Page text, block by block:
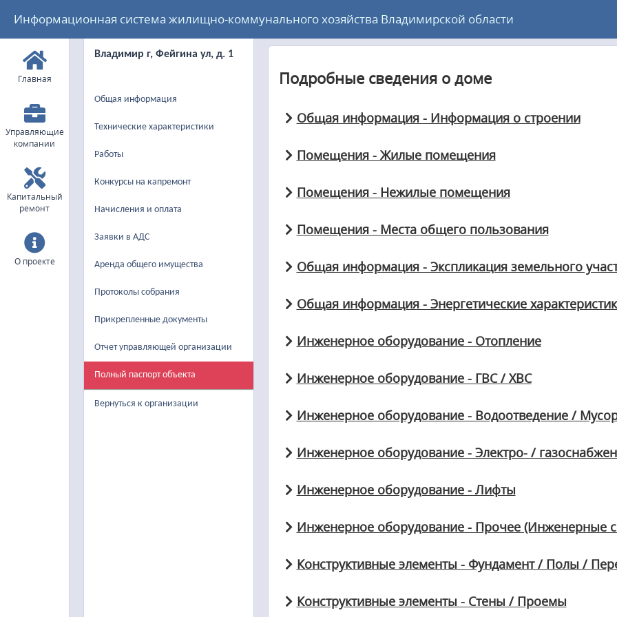
Информационная система жилищно-коммунального хозяйства Владимирской области
Главная
Управляющие
компании
Капитальный
ремонт
О проекте
Владимир г, Фейгина ул, д. 1
Общая информация
Технические характеристики
Работы
Конкурсы на капремонт
Начисления и оплата
Заявки в АДС
Аренда общего имущества
Протоколы собрания
Прикрепленные документы
Отчет управляющей организации
Полный паспорт объекта
Вернуться к организации
Подробные сведения о доме
Общая информация - Информация о строении
Помещения - Жилые помещения
Помещения - Нежилые помещения
Помещения - Места общего пользования
Общая информация - Экспликация земельного
Общая информация - Энергетические
Инженерное оборудование - Отопление
Инженерное оборудование - ГВС / ХВС
Инженерное оборудование - Водоотведение /
Инженерное оборудование - Электро- /
Инженерное оборудование - Лифты
Инженерное оборудование - Прочее (Инженерные
Конструктивные элементы - Фундамент / Полы /
Конструктивные элементы - Стены / Проемы